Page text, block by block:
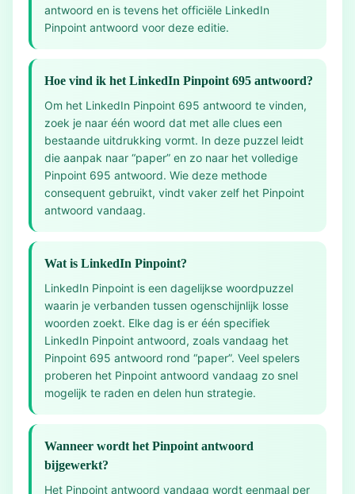
antwoord en is tevens het officiële LinkedIn
Pinpoint antwoord voor deze editie.
Hoe vind ik het LinkedIn Pinpoint 695 antwoord?
Om het LinkedIn Pinpoint 695 antwoord te vinden,
zoek je naar één woord dat met alle clues een
bestaande uitdrukking vormt. In deze puzzel leidt
die aanpak naar “paper” en zo naar het volledige
Pinpoint 695 antwoord. Wie deze methode
consequent gebruikt, vindt vaker zelf het Pinpoint
antwoord vandaag.
Wat is LinkedIn Pinpoint?
LinkedIn Pinpoint is een dagelijkse woordpuzzel
waarin je verbanden tussen ogenschijnlijk losse
woorden zoekt. Elke dag is er één specifiek
LinkedIn Pinpoint antwoord, zoals vandaag het
Pinpoint 695 antwoord rond “paper”. Veel spelers
proberen het Pinpoint antwoord vandaag zo snel
mogelijk te raden en delen hun strategie.
Wanneer wordt het Pinpoint antwoord
bijgewerkt?
Het Pinpoint antwoord vandaag wordt eenmaal per